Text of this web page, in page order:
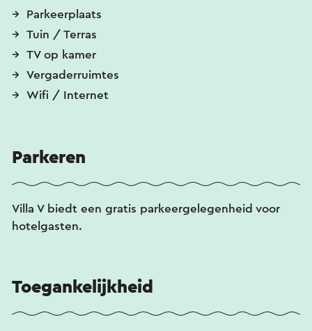
Parkeerplaats
Tuin / Terras
TV op kamer
Vergaderruimtes
Wifi / Internet
Parkeren
Villa V biedt een gratis parkeergelegenheid voor
hotelgasten.
Toegankelijkheid